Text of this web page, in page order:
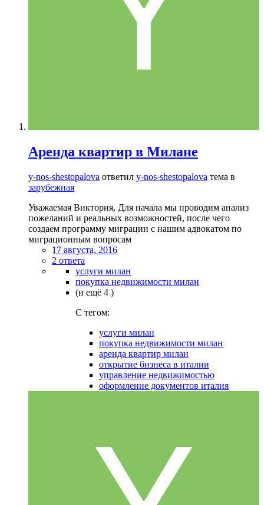
Аренда квартир в Милане
y-nos-shestopalova ответил y-nos-shestopalova тема в
зарубежная
Уважаемая Виктория, Для начала мы проводим анализ
пожеланий и реальных возможностей, после чего
создаем программу миграции с нашим адвокатом по
миграционным вопросам
17 августа, 2016
2 ответа
услуги милан
покупка недвижимости милан
(и ещё 4 )
C тегом:
услуги милан
покупка недвижимости милан
аренда квартир милан
открытие бизнеса в италии
управление недвижимостью
оформление документов италия